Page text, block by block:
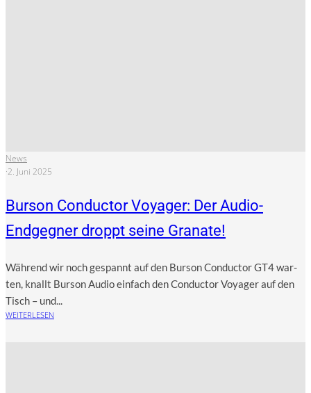
News
·2. Juni 2025
Burson Conductor Voyager: Der Audio-
Endgegner droppt seine Granate!
Wäh­rend wir noch gespannt auf den Bur­son Con­duc­tor GT4 war­
ten, knallt Bur­son Audio ein­fach den Con­duc­tor Voy­a­ger auf den
Tisch – und...
WEITERLESEN